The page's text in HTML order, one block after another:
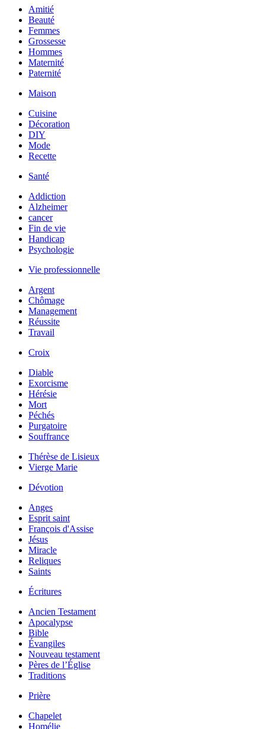
Amitié
Beauté
Femmes
Grossesse
Hommes
Maternité
Paternité
Maison
Cuisine
Décoration
DIY
Mode
Recette
Santé
Addiction
Alzheimer
cancer
Fin de vie
Handicap
Psychologie
Vie professionnelle
Argent
Chômage
Management
Réussite
Travail
Croix
Diable
Exorcisme
Hérésie
Mort
Péchés
Purgatoire
Souffrance
Thérèse de Lisieux
Vierge Marie
Dévotion
Anges
Esprit saint
François d'Assise
Jésus
Miracle
Reliques
Saints
Écritures
Ancien Testament
Apocalypse
Bible
Évangiles
Nouveau testament
Pères de l’Église
Traditions
Prière
Chapelet
Homélie